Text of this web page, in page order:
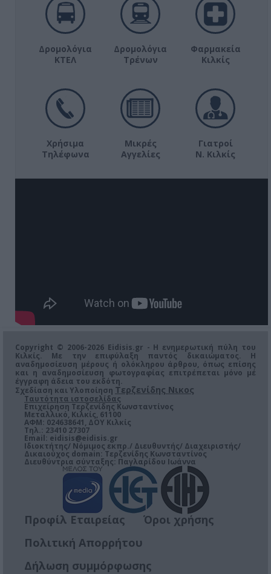
Δρομολόγια
ΚΤΕΛ
Δρομολόγια
Τρένων
Φαρμακεία
Κιλκίς
Χρήσιμα
Τηλέφωνα
Μικρές
Αγγελίες
Γιατροί
Ν. Κιλκίς
Copyright © 2006-2026 Eidisis.gr - Η ενημερωτική πύλη του
Κιλκίς. Με την επιφύλαξη παντός δικαιώματος. Η
αναδημοσίευση μέρους ή ολόκληρου άρθρου, όπως επίσης
και η αναδημοσίευση φωτογραφίας επιτρέπεται μόνο μέ
έγγραφη άδεια του εκδότη.
Σχεδίαση και Υλοποίηση Τερζενίδης Νικος
Ταυτότητα ιστοσελίδας
Επιχείρηση Τερζενίδης Κωνσταντίνος
Μεταλλικό, Κιλκίς, 61100
ΑΦΜ: 024638641, ΔΟΥ Κιλκίς
Τηλ.: 23410 27307
Email: eidisis@eidisis.gr
Ιδιοκτήτης/ Νόμιμος εκπρ./ Διευθυντής/ Διαχειριστής/
Δικαιούχος domain: Τερζενίδης Κωνσταντίνος
Διευθύντρια σύνταξης: Παγλαρίδου Ιωάννα
Προφίλ Εταιρείας
Όροι χρήσης
Πολιτική Απορρήτου
Δήλωση συμμόρφωσης